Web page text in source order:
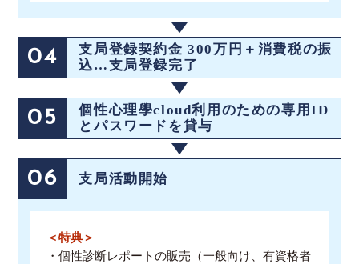
04
支局登録契約金 300万円＋消費税の振
込…支局登録完了
05
個性心理學cloud利用のための専用ID
とパスワードを貸与
06 支局活動開始
＜特典＞
・個性診断レポートの販売（一般向け、有資格者